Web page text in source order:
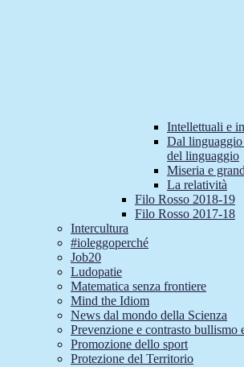
Intellettuali e
Dal
del linguaggio
Miseria e
La relatività
Filo Rosso 2018-19
Filo Rosso 2017-18
Intercultura
#ioleggoperché
Job20
Ludopatie
Matematica senza frontiere
Mind the Idiom
News dal mondo della Scienza
Prevenzione e contrasto bullismo
Promozione dello sport
Protezione del Territorio